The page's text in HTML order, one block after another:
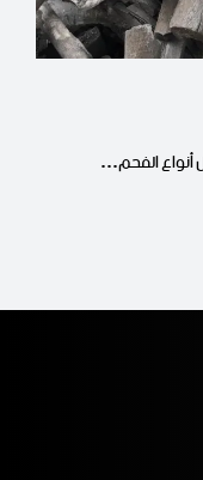
أنواع الفحم…